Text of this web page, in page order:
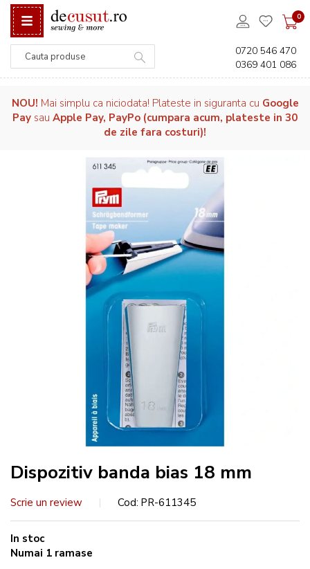
0
0720 546 470
0369 401 086
NOU! Mai simplu ca niciodata! Plateste in siguranta cu Google
Pay sau Apple Pay, PayPo (cumpara acum, plateste in 30
de zile fara costuri)!
Dispozitiv banda bias 18 mm
Scrie un review Cod PR-611345
In stoc
Numai 1 ramase